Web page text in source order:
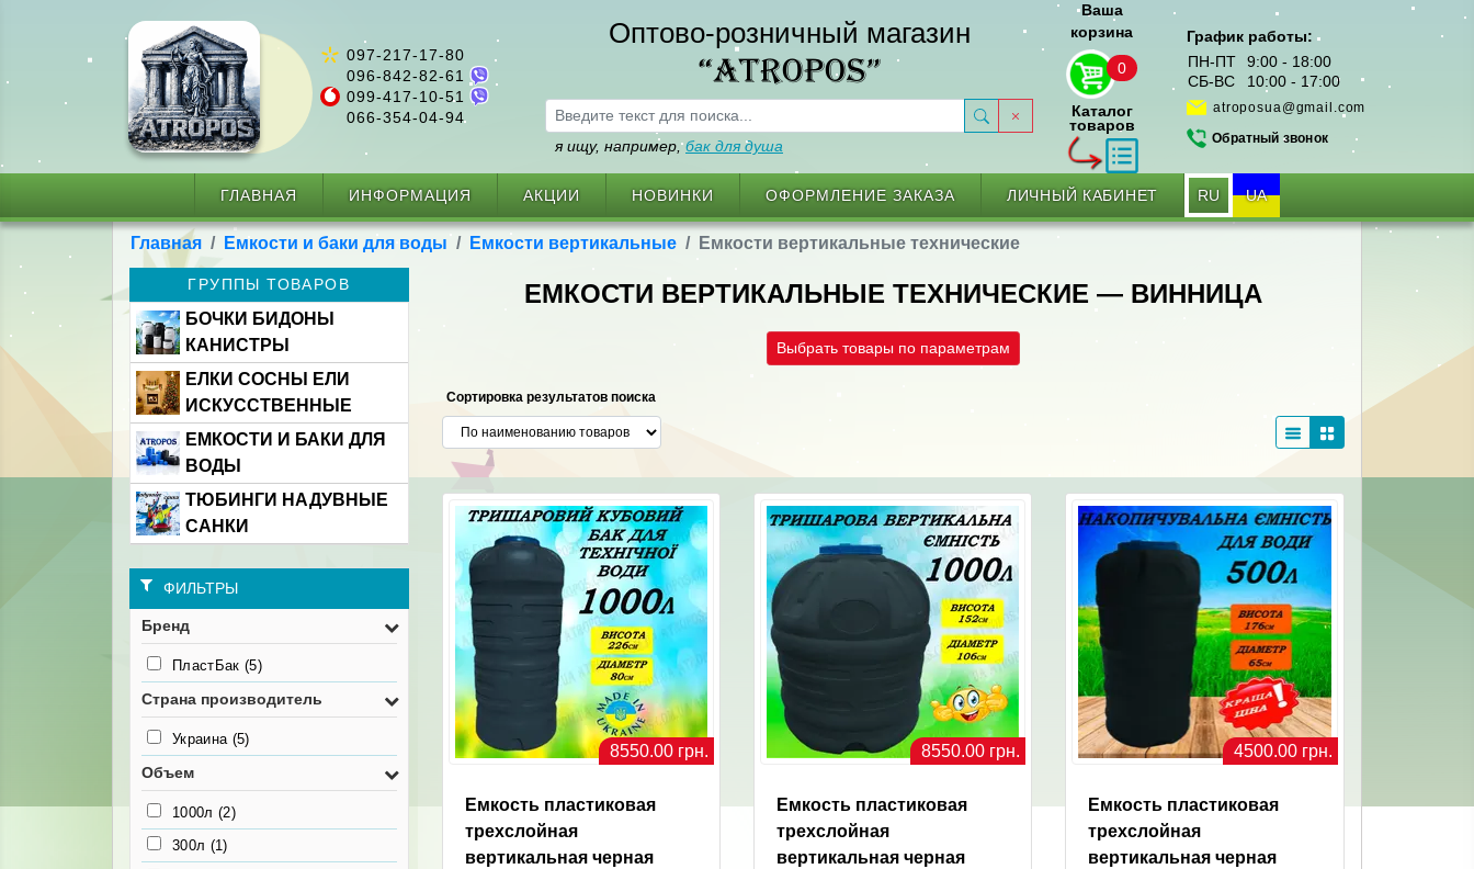
097-217-17-80
096-842-82-61
099-417-10-51
066-354-04-94
Оптово-розничный магазин
“ATROPOS”
я ищу, например,бак для душа
Ваша
корзина
0
Каталог
товаров
График работы:
ПН-ПТ
9:00 - 18:00
СБ-ВС
10:00 - 17:00
atroposua@gmail.com
Обратный звонок
ГЛАВНАЯ ИНФОРМАЦИЯ АКЦИИ НОВИНКИ ОФОРМЛЕНИЕ ЗАКАЗА ЛИЧНЫЙ КАБИНЕТ RU UA
Главная Емкости и баки для воды Емкости вертикальные Емкости вертикальные технические
ГРУППЫ ТОВАРОВ
БОЧКИ БИДОНЫ
КАНИСТРЫ
ЕЛКИ СОСНЫ ЕЛИ
ИСКУССТВЕННЫЕ
ЕМКОСТИ И БАКИ ДЛЯ
ВОДЫ
ТЮБИНГИ НАДУВНЫЕ
САНКИ
ФИЛЬТРЫ
Бренд
ПластБак (5)
Страна производитель
Украина (5)
Объем
1000л (2)
300л (1)
ЕМКОСТИ ВЕРТИКАЛЬНЫЕ ТЕХНИЧЕСКИЕ — ВИННИЦА
Выбрать товары по параметрам
Сортировка результатов поиска
8550.00 грн.
Емкость пластиковая
трехслойная
вертикальная черная
8550.00 грн.
Емкость пластиковая
трехслойная
вертикальная черная
4500.00 грн.
Емкость пластиковая
трехслойная
вертикальная черная